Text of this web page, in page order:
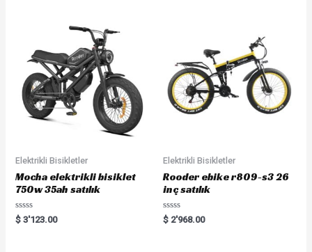
Elektrikli Bisikletler
Mocha elektrikli bisiklet
750w 35ah satılık
Rated
0
$ 3'123.00
Elektrikli Bisikletler
Rooder ebike r809-s3 26
inç satılık
Rated
0
$ 2'968.00